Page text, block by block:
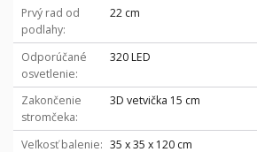
Prvý rad od
podlahy
22 cm
Odporúčané
osvetlenie
320 LED
Zakončenie
stromčeka
3D vetvička 15 cm
Veľkosť balenie
35 x 35 x 120 cm